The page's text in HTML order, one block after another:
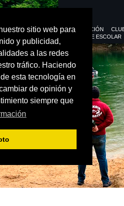
sitio web para
y publicidad,
a las redes
tráfico. Haciendo
esta tecnología en
de opinión y
siempre que
FEDERACIÓN
DEPORTE ESCOLAR